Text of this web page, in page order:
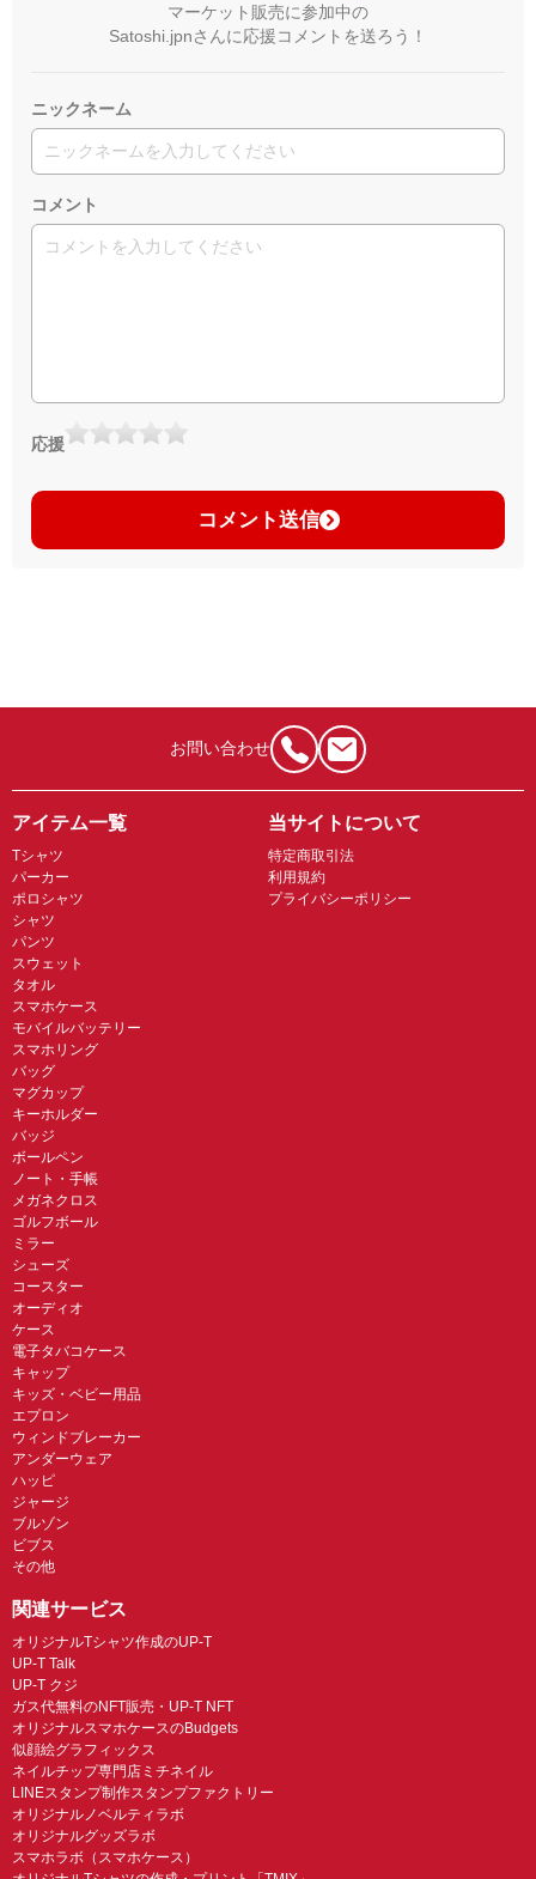
マーケット販売に参加中の
Satoshi.jpnさんに応援コメントを送ろう！
ニックネーム
コメント
応援
コメント送信
お問い合わせ
アイテム一覧
Tシャツ
パーカー
ポロシャツ
シャツ
パンツ
スウェット
タオル
スマホケース
モバイルバッテリー
スマホリング
バッグ
マグカップ
キーホルダー
バッジ
ボールペン
ノート・手帳
メガネクロス
ゴルフボール
ミラー
シューズ
コースター
オーディオ
ケース
電子タバコケース
キャップ
キッズ・ベビー用品
エプロン
ウィンドブレーカー
アンダーウェア
ハッピ
ジャージ
ブルゾン
ビブス
その他
当サイトについて
特定商取引法
利用規約
プライバシーポリシー
関連サービス
オリジナルTシャツ作成のUP-T
UP-T Talk
UP-T クジ
ガス代無料のNFT販売・UP-T NFT
オリジナルスマホケースのBudgets
似顔絵グラフィックス
ネイルチップ専門店ミチネイル
LINEスタンプ制作スタンプファクトリー
オリジナルノベルティラボ
オリジナルグッズラボ
スマホラボ（スマホケース）